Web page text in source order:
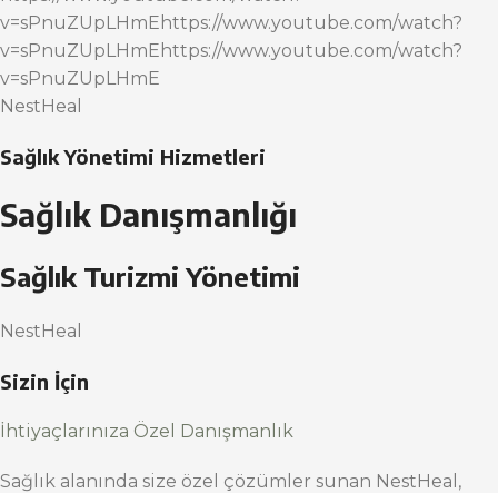
v=sPnuZUpLHmEhttps://www.youtube.com/watch?
v=sPnuZUpLHmEhttps://www.youtube.com/watch?
v=sPnuZUpLHmE
NestHeal
Sağlık Yönetimi Hizmetleri
Sağlık Danışmanlığı
Sağlık Turizmi Yönetimi
NestHeal
Sizin İçin
İhtiyaçlarınıza Özel Danışmanlık
Sağlık alanında size özel çözümler sunan NestHeal,